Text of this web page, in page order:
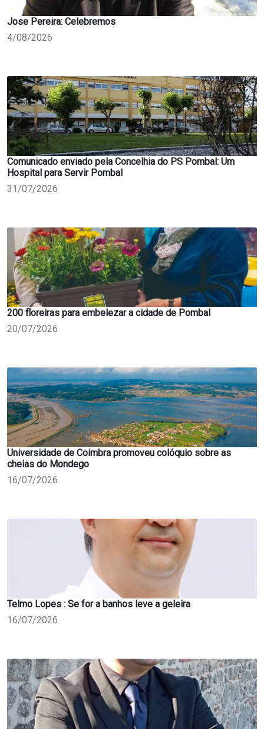
Jose Pereira: Celebremos
4/08/2026
Comunicado enviado pela Concelhia do PS Pombal: Um
Hospital para Servir Pombal
31/07/2026
200 floreiras para embelezar a cidade de Pombal
20/07/2026
Universidade de Coimbra promoveu colóquio sobre as
cheias do Mondego
16/07/2026
Telmo Lopes : Se for a banhos leve a geleira
16/07/2026